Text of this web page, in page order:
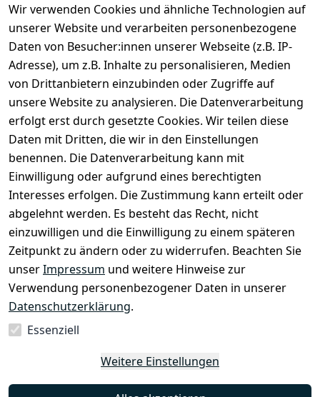
Wir verwenden Cookies und ähnliche Technologien auf
unserer Website und verarbeiten personenbezogene
Daten von Besucher:innen unserer Webseite (z.B. IP-
Adresse), um z.B. Inhalte zu personalisieren, Medien
von Drittanbietern einzubinden oder Zugriffe auf
unsere Website zu analysieren. Die Datenverarbeitung
erfolgt erst durch gesetzte Cookies. Wir teilen diese
Daten mit Dritten, die wir in den Einstellungen
benennen. Die Datenverarbeitung kann mit
Einwilligung oder aufgrund eines berechtigten
Interesses erfolgen. Die Zustimmung kann erteilt oder
abgelehnt werden. Es besteht das Recht, nicht
einzuwilligen und die Einwilligung zu einem späteren
Zeitpunkt zu ändern oder zu widerrufen. Beachten Sie
unserImpressum und weitere Hinweise zur
Verwendung personenbezogener Daten in unserer
Datenschutzerklärung.
Essenziell
Weitere Einstellungen
Rechtliches
Impressum
Datenschutze
rklärung
Barrierefreihe
itserklärung
Widerrufsrec
ht
Services
Registrieren